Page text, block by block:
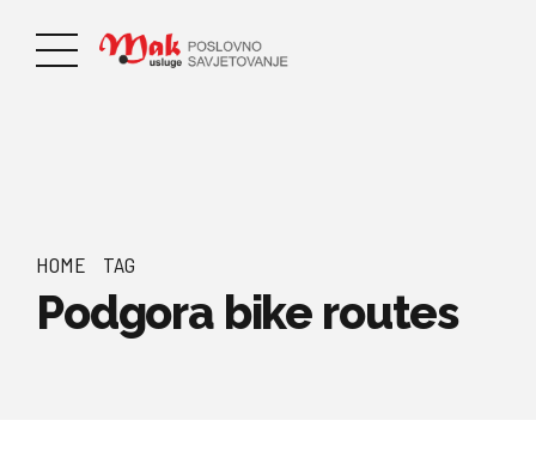
HOME TAG
Podgora bike routes